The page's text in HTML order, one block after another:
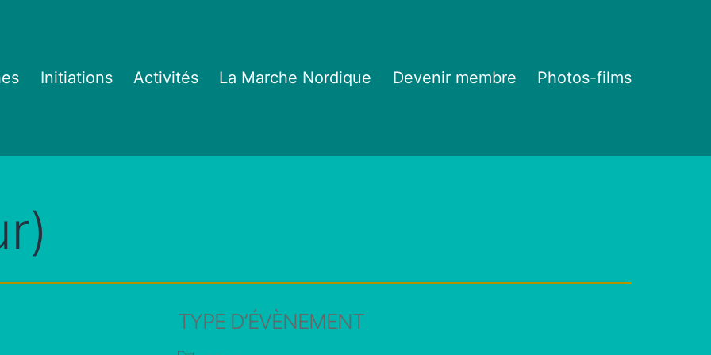
Initiations Activités La Marche Nordique Devenir membre Photos-films
TYPE D’ÉVÈNEMENT